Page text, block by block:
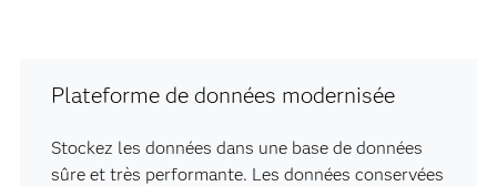
Plateforme de données modernisée
Stockez les données dans une base de données
sûre et très performante. Les données conservées